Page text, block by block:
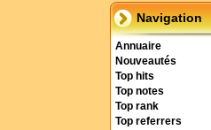
Navigation
Annuaire
Nouveautés
Top hits
Top notes
Top rank
Top referrers